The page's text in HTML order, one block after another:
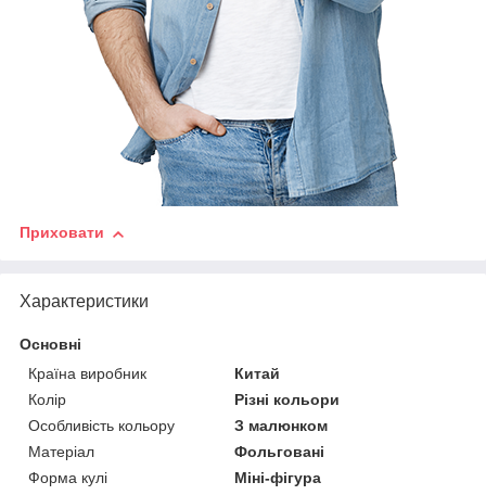
Приховати
Характеристики
Основні
Країна виробник
Китай
Колір
Різні кольори
Особливість кольору
З малюнком
Матеріал
Фольговані
Форма кулі
Міні-фігура